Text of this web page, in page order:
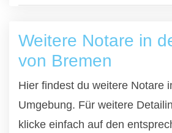
Weitere Notare in
von Bremen
Hier findest du weitere Notare
Umgebung. Für weitere
klicke einfach auf den